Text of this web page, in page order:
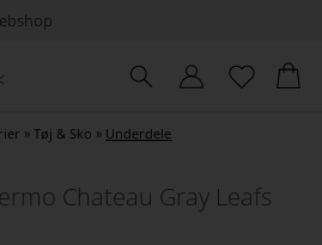
»Tøj & Sko » Underdele
Chateau Gray Leafs